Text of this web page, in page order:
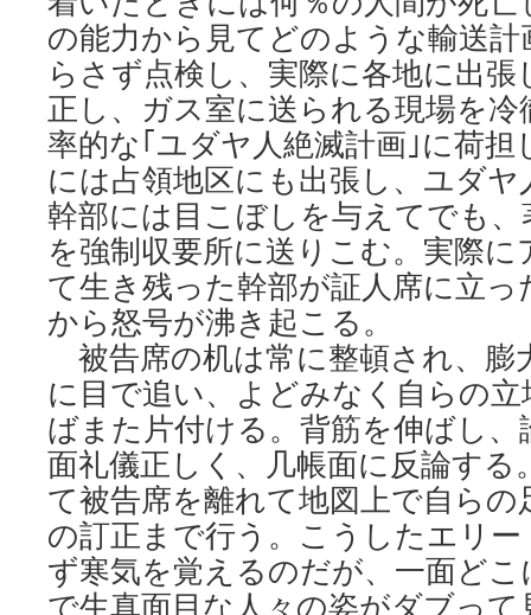
の能力から見てどのような輸送計
らさず点検し、実際に各地に出張
正し、ガス室に送られる現場を
率的な｢ユダヤ人絶滅計画｣に荷
には占領地区にも出張し、ユダ
幹部には目こぼしを与えてでも
を強制収要所に送りこむ。実際
て生き残った幹部が証人席に立
から怒号が沸き起こる。
被告席の机は常に整頓され、膨
に目で追い、よどみなく自らの
ばまた片付ける。背筋を伸ばし、
面礼儀正しく、几帳面に反論する
て被告席を離れて地図上で自らの
の訂正まで行う。こうしたエリ
ず寒気を覚えるのだが、一面ど
で生真面目な人々の姿がダブっ